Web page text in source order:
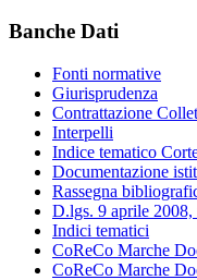
Banche Dati
Fonti normative
Giurisprudenza
Contrattazione
Interpelli
Indice tematico
Documentazione
Rassegna
D.lgs. 9 aprile 2008,
Indici tematici
CoReCo Marche
CoReCo Marche